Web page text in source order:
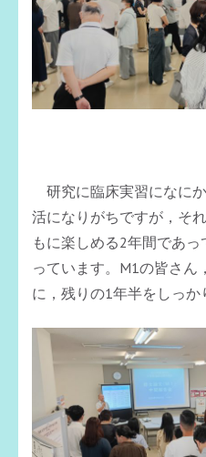
研究に臨床実習になに
活になりがちですが，そ
もに楽しめる2年間であ
っています。M1の皆さん
に，残りの1年半をしっか